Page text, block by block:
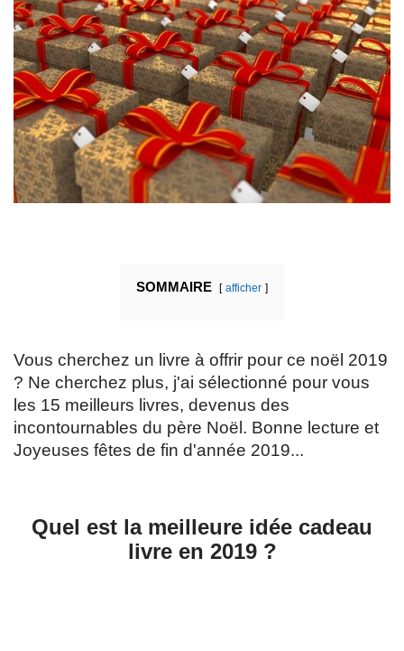
SOMMAIRE afficher
Vous cherchez un livre à offrir pour ce noël 2019
? Ne cherchez plus, j'ai sélectionné pour vous
les 15 meilleurs livres, devenus des
incontournables du père Noël. Bonne lecture et
Joyeuses fêtes de fin d'année 2019...
Quel est la meilleure idée cadeau
livre en 2019 ?